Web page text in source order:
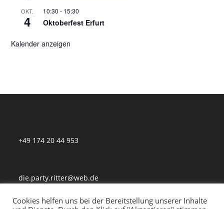
OKT.
4
10:30 - 15:30
Oktoberfest Erfurt
Kalender anzeigen
+49 174 20 44 953
die.party.ritter@web.de
Cookies helfen uns bei der Bereitstellung unserer Inhalte